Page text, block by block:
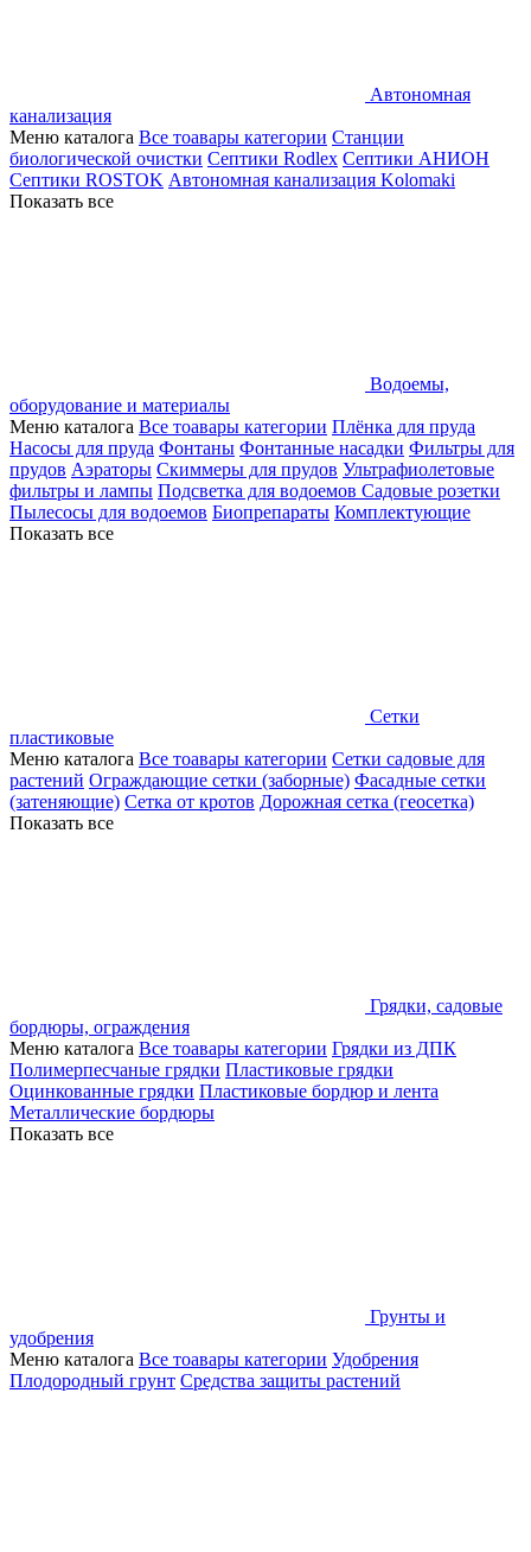
Автономная
канализация
Меню каталога Все тоавары категории Станции
биологической очистки Септики Rodlex Септики АНИОН
Септики ROSTOK Автономная канализация Kolomaki
Показать все
Водоемы,
оборудование и материалы
Меню каталога Все тоавары категории Плёнка для пруда
Насосы для пруда Фонтаны Фонтанные насадки Фильтры для
прудов Аэраторы Скиммеры для прудов Ультрафиолетовые
фильтры и лампы Подсветка для водоемов Садовые розетки
Пылесосы для водоемов Биопрепараты Комплектующие
Показать все
Сетки
пластиковые
Меню каталога Все тоавары категории Сетки садовые для
растений Ограждающие сетки (заборные) Фасадные сетки
(затеняющие) Сетка от кротов Дорожная сетка (геосетка)
Показать все
Грядки, садовые
бордюры, ограждения
Меню каталога Все тоавары категории Грядки из ДПК
Полимерпесчаные грядки Пластиковые грядки
Оцинкованные грядки Пластиковые бордюр и лента
Металлические бордюры
Показать все
Грунты и
удобрения
Меню каталога Все тоавары категории Удобрения
Плодородный грунт Средства защиты растений